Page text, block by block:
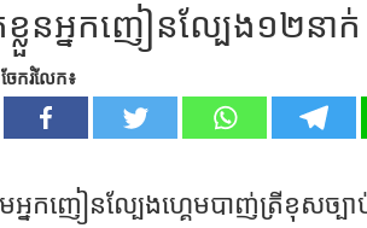
លួនអ្នកញៀនល្បែង១២នាក់
ចែករំលែក៖
មអ្នកញៀនល្បែងហ្គេមបាញ់ត្រីខុសច្ប